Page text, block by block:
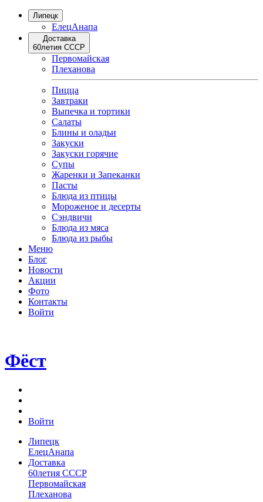
Липецк
ЕлецАнапа
Доставка
60летия СССР
Первомайская
Плеханова
Пицца
Завтраки
Выпечка и тортики
Салаты
Блины и оладьи
Закуски
Закуски горячие
Супы
Жаренки и Запеканки
Пасты
Блюда из птицы
Мороженое и десерты
Сэндвичи
Блюда из мяса
Блюда из рыбы
Меню
Блог
Новости
Акции
Фото
Контакты
Войти
Фёст
Войти
Липецк
ЕлецАнапа
Доставка
60летия СССР
Первомайская
Плеханова